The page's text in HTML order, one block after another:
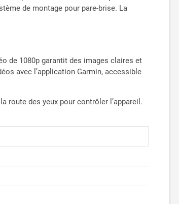
à partir de 4 caméras Garmin
compris la lumière directe du soleil
de montage pour pare-brise. La
de 1080p garantit des images claires et
avec l’application Garmin, accessible
route des yeux pour contrôler l’appareil.